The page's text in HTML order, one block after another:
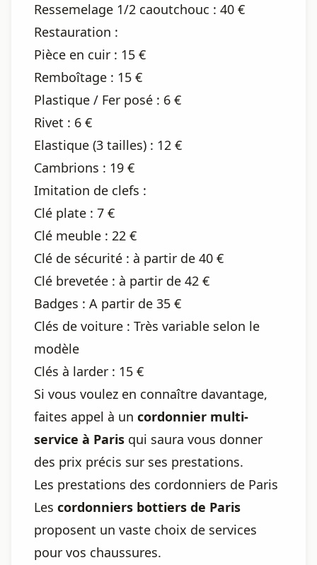
Ressemelage 1/2 caoutchouc : 40 €
Restauration :
Pièce en cuir : 15 €
Remboîtage : 15 €
Plastique / Fer posé : 6 €
Rivet : 6 €
Elastique (3 tailles) : 12 €
Cambrions : 19 €
Imitation de clefs :
Clé plate : 7 €
Clé meuble : 22 €
Clé de sécurité : à partir de 40 €
Clé brevetée : à partir de 42 €
Badges : A partir de 35 €
Clés de voiture : Très variable selon le
modèle
Clés à larder : 15 €
Si vous voulez en connaître davantage,
faites appel à un cordonnier multi-
service à Paris qui saura vous donner
des prix précis sur ses prestations.
Les prestations des cordonniers de Paris
Les cordonniers bottiers de Paris
proposent un vaste choix de services
pour vos chaussures.